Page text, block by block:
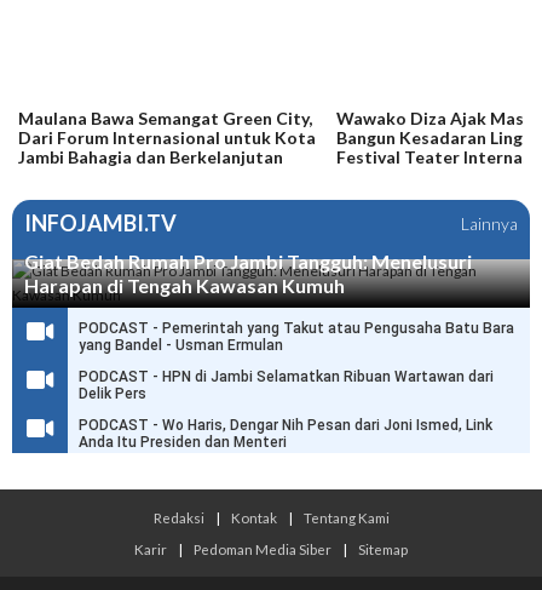
Maulana Bawa Semangat Green City,
Dari Forum Internasional untuk Kota
Jambi Bahagia dan Berkelanjutan
Wawako Diza Ajak
Bangun Kesadaran
Festival Teater
INFOJAMBI.TV Lainnya
Giat Bedah Rumah Pro Jambi Tangguh: Menelusuri
Harapan di Tengah Kawasan Kumuh
PODCAST - Pemerintah yang Takut atau Pengusaha Batu Bara
yang Bandel - Usman Ermulan
PODCAST - HPN di Jambi Selamatkan Ribuan Wartawan dari
Delik Pers
PODCAST - Wo Haris, Dengar Nih Pesan dari Joni Ismed, Link
Anda Itu Presiden dan Menteri
Redaksi | Kontak |
Tentang Kami
Karir
| Pedoman Media Siber | Sitemap